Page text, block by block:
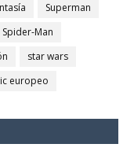
Superman
Spider-Man
star wars
europeo